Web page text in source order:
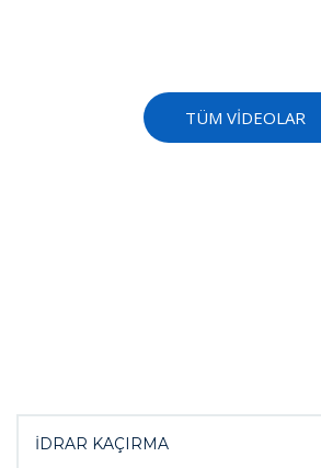
TÜM VİDEOLAR
İDRAR KAÇIRMA